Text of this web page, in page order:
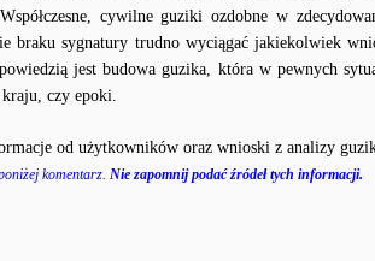
cywilne guziki ozdobne w
braku sygnatury trudno wyciągać jakiekolwiek
jest budowa guzika, która w pewnych
czy epoki.
od użytkowników oraz wnioski z analizy
komentarz. Nie zapomnij podać źródeł tych informacji.